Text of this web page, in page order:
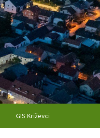
GIS Križevci